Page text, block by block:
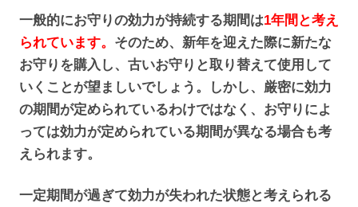
一般的にお守りの効力が持続する期間は1年間と考え
られています。 そのため、新年を迎えた際に新たな
お守りを購入し、古いお守りと取り替えて使用して
いくことが望ましいでしょう。しかし、厳密に効力
の期間が定められているわけではなく、お守りによ
っては効力が定められている期間が異なる場合も考
えられます。
一定期間が過ぎて効力が失われた状態と考えられる